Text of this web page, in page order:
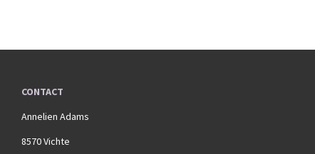
CONTACT
Annelien Adams
8570 Vichte